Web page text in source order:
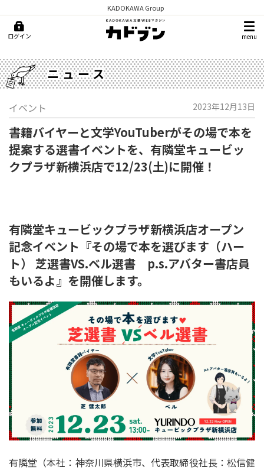
KADOKAWA Group
ログイン menu
ニュース
イベント 2023年12月13日
書籍バイヤーと文学YouTuberがその場で本を
提案する選書イベントを、有隣堂キュービッ
クプラザ新横浜店で12/23(土)に開催！
有隣堂キュービックプラザ新横浜店オープン
記念イベント『その場で本を選びます（ハー
ト） 芝選書VS.ベル選書 p.s.アバター書店員
もいるよ』を開催します。
有隣堂（本社：神奈川県横浜市、代表取締役社長：松信健